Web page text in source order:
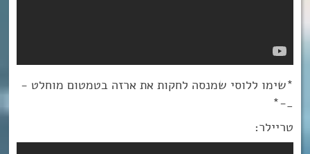
*שימו ללוסי שמנסה לחקות את ארזה בטמטום מוחלט -
_-*
טריילר: